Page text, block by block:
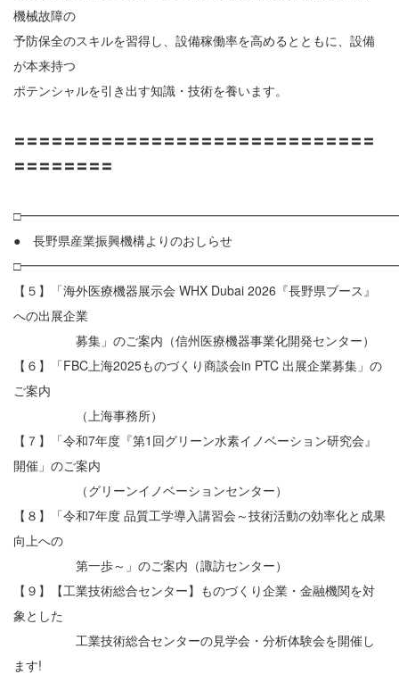
機械故障の
予防保全のスキルを習得し、設備稼働率を高めるとともに、設備
が本来持つ
ポテンシャルを引き出す知識・技術を養います。
〓〓〓〓〓〓〓〓〓〓〓〓〓〓〓〓〓〓〓〓〓〓〓〓〓〓〓〓〓
〓〓〓〓〓〓〓〓
● 長野県産業振興機構よりのおしらせ
【５】「海外医療機器展示会 WHX Dubai 2026『長野県ブース』
への出展企業
募集」のご案内（信州医療機器事業化開発センター）
【６】「FBC上海2025ものづくり商談会in PTC 出展企業募集」の
ご案内
（上海事務所）
【７】「令和7年度『第1回グリーン水素イノベーション研究会』
開催」のご案内
（グリーンイノベーションセンター）
【８】「令和7年度 品質工学導入講習会～技術活動の効率化と成果
向上への
第一歩～」のご案内（諏訪センター）
【９】【工業技術総合センター】ものづくり企業・金融機関を対
象とした
工業技術総合センターの見学会・分析体験会を開催し
ます!